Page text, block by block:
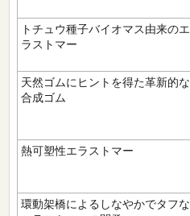
トチュウ種子バイオマス由来のエ
ラストマー
天然ゴムにヒントを得た革新的な
合成ゴム
熱可塑性エラストマー
環動架橋によるしなやかでタフな